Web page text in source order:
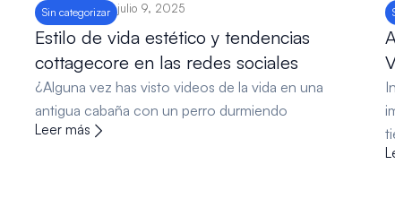
Sin categorizar julio 9, 2025
Estilo de vida estético y tendencias
cottagecore en las redes sociales
¿Alguna vez has visto videos de la vida en una
antigua cabaña con un perro durmiendo
Leer más